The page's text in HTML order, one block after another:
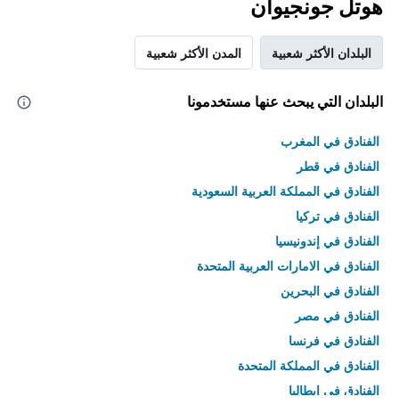
هوتل جونجيوان
البلدان الأكثر شعبية المدن الأكثر شعبية
البلدان التي يبحث عنها مستخدمونا
الفنادق في المغرب
الفنادق في قطر
الفنادق في المملكة العربية السعودية
الفنادق في تركيا
الفنادق في إندونيسيا
الفنادق في الامارات العربية المتحدة
الفنادق في البحرين
الفنادق في مصر
الفنادق في فرنسا
الفنادق في المملكة المتحدة
الفنادق في إيطاليا